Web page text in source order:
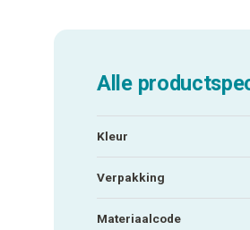
Alle
Kleur
Verpakking
Materiaalcode